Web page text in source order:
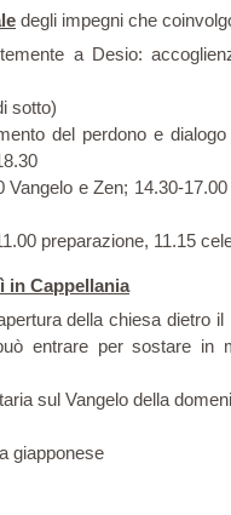
degli impegni che
a Desio:
sotto)
del perdono e
Vangelo e Zen; 14.30-
preparazione, 11.15
in Cappellania
della chiesa dietro
entrare per sostare in
sul Vangelo della
giapponese